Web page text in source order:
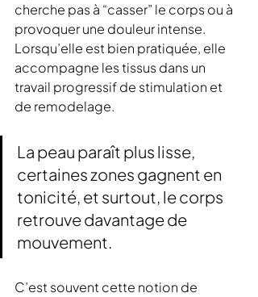
cherche pas à “casser” le corps ou à
provoquer une douleur intense.
Lorsqu’elle est bien pratiquée, elle
accompagne les tissus dans un
travail progressif de stimulation et
de remodelage.
La peau paraît plus lisse,
certaines zones gagnent en
tonicité, et surtout, le corps
retrouve davantage de
mouvement.
C’est souvent cette notion de